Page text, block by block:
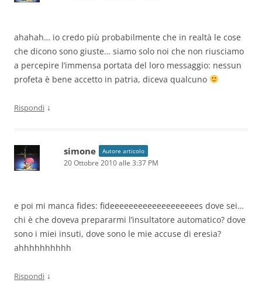
ahahah… io credo più probabilmente che in realtà le cose
che dicono sono giuste… siamo solo noi che non riusciamo
a percepire l’immensa portata del loro messaggio: nessun
profeta è bene accetto in patria, diceva qualcuno
Rispondi ↓
simone Autore articolo
20 Ottobre 2010 alle 3:37 PM
e poi mi manca fides: fideeeeeeeeeeeeeeeeeees dove sei…
chi è che doveva prepararmi l’insultatore automatico? dove
sono i miei insuti, dove sono le mie accuse di eresia?
ahhhhhhhhhh
Rispondi ↓